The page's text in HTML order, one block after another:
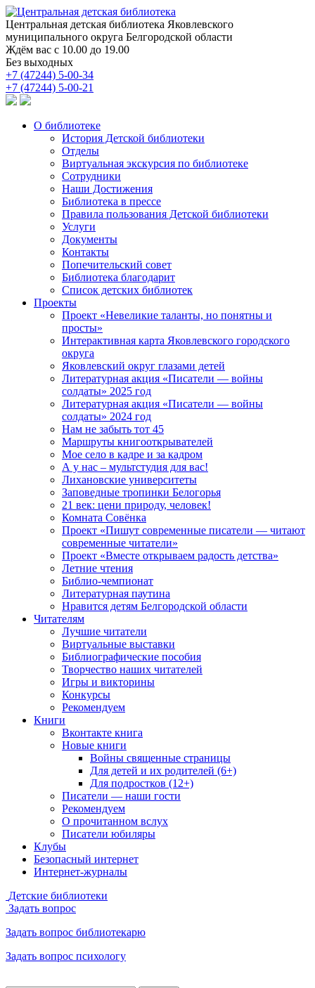
Центральная детская библиотека Яковлевского
муниципального округа Белгородской области
Ждём вас с 10.00 до 19.00
Без выходных
+7 (47244) 5-00-34
+7 (47244) 5-00-21
О библиотеке
История Детской библиотеки
Отделы
Виртуальная экскурсия по библиотеке
Сотрудники
Наши Достижения
Библиотека в прессе
Правила пользования Детской библиотеки
Услуги
Документы
Контакты
Попечительский совет
Библиотека благодарит
Список детских библиотек
Проекты
Проект «Невеликие таланты, но понятны и
просты»
Интерактивная карта Яковлевского городского
округа
Яковлевский округ глазами детей
Литературная акция «Писатели — войны
солдаты» 2025 год
Литературная акция «Писатели — войны
солдаты» 2024 год
Нам не забыть тот 45
Маршруты книгооткрывателей
Мое село в кадре и за кадром
А у нас – мультстудия для вас!
Лихановские университеты
Заповедные тропинки Белогорья
21 век: цени природу, человек!
Комната Совёнка
Проект «Пишут современные писатели — читают
современные читатели»
Проект «Вместе открываем радость детства»
Летние чтения
Библио-чемпионат
Литературная паутина
Нравится детям Белгородской области
Читателям
Лучшие читатели
Виртуальные выставки
Библиографические пособия
Творчество наших читателей
Игры и викторины
Конкурсы
Рекомендуем
Книги
Вконтакте книга
Новые книги
Войны священные страницы
Для детей и их родителей (6+)
Для подростков (12+)
Писатели — наши гости
Рекомендуем
О прочитанном вслух
Писатели юбиляры
Клубы
Безопасный интернет
Интернет-журналы
Детские библиотеки
Задать вопрос
Задать вопрос библиотекарю
Задать вопрос психологу